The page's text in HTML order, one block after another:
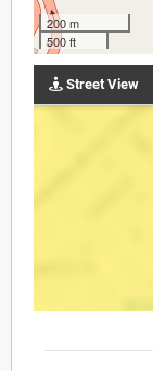
200 m
500 ft
Street View